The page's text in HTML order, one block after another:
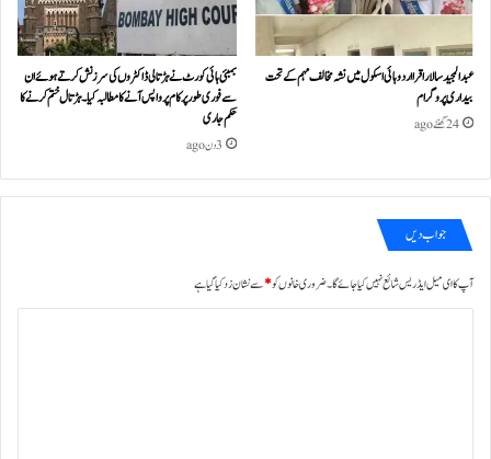
عبدالمجید سالار اقرا اردو ہائی اسکول میں نشہ مخالف مہم کے تحت
بیداری پروگرام
24 گھنٹے ago
بمبئی ہائی کورٹ نے ہڑتالی ڈاکٹروں کی سرزنش کرتے ہوئے ان
سے فوری طور پر کام پر واپس آنے کا مطالبہ کیا۔ہڑتال ختم کرنے کا
حکم جاری
3 دن ago
جواب دیں
آپ کا ای میل ایڈریس شائع نہیں کیا جائے گا۔ضروری خانوں کو*سے نشان زد کیا گیا ہے